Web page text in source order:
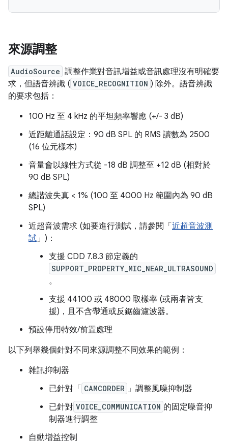
來源調整
AudioSource 調整作業對音訊增益或音訊處理沒有明確要
求，但語音辨識 ( VOICE_RECOGNITION ) 除外。語音辨識
的要求包括：
100 Hz 至 4 kHz 的平坦頻率響應 (+/- 3 dB)
近距離通話設定：90 dB SPL 的 RMS 讀數為 2500
(16 位元樣本)
音量會以線性方式從 -18 dB 調整至 +12 dB (相對於
90 dB SPL)
總諧波失真 < 1% (100 至 4000 Hz 範圍內為 90 dB
SPL)
近超音波需求 (如要進行測試，請參閱「 近超音波測
試」)：
支援 CDD 7.8.3 節定義的
SUPPORT_PROPERTY_MIC_NEAR_ULTRASOUND
。
支援 44100 或 48000 取樣率 (或兩者皆支
援)，且不含帶通或反鋸齒濾波器。
預設停用特效/前置處理
以下列舉幾個針對不同來源調整不同效果的範例：
雜訊抑制器
已針對「
CAMCORDER 」調整風噪抑制器
已針對 VOICE_COMMUNICATION 的固定噪音抑
制器進行調整
自動增益控制